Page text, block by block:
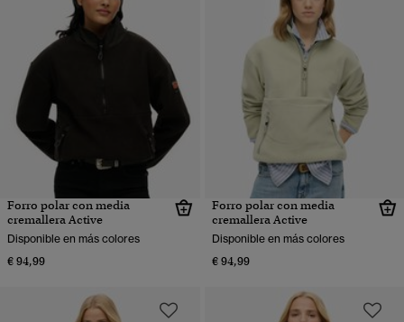
Forro polar con media
cremallera Active
Disponible en más colores
€ 94,99
Forro polar con media
cremallera Active
Disponible en más colores
€ 94,99